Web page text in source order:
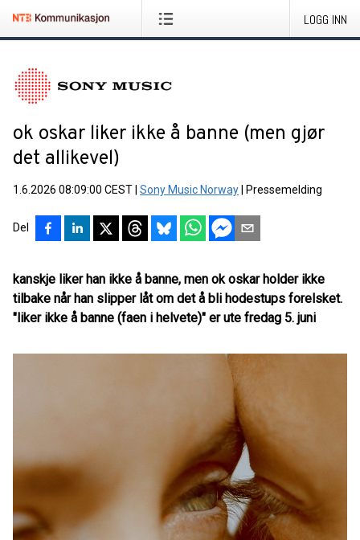
LOGG INN
ok oskar liker ikke å banne (men gjør
det allikevel)
1.6.2026 08:09:00 CEST Sony Music Norway Pressemelding
Del
kanskje liker han ikke å banne, men ok oskar holder ikke
tilbake når han slipper låt om det å bli hodestups forelsket.
"liker ikke å banne (faen i helvete)" er ute fredag 5. juni